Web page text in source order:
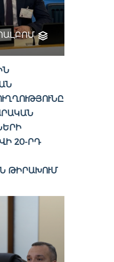
20-ՐԴ
ԹԻՐԱԽՈՒՄ